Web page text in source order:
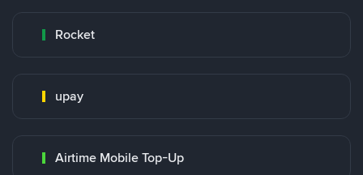
Rocket
upay
Airtime Mobile Top-Up